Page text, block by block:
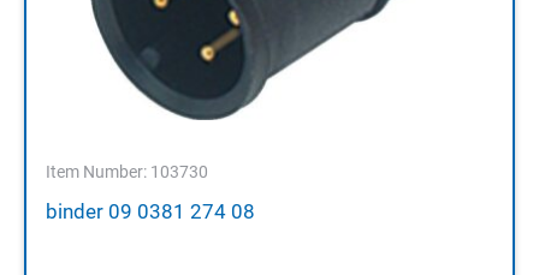
Item Number: 103730
binder 09 0381 274 08